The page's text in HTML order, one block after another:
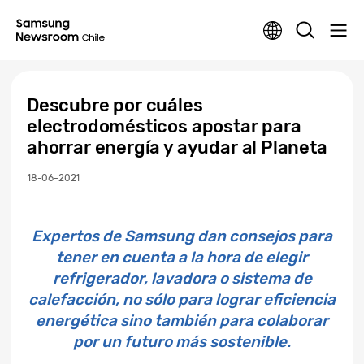
Descubre por cuáles
electrodomésticos apostar para
ahorrar energía y ayudar al Planeta
18-06-2021
Expertos de Samsung dan consejos para
tener en cuenta a la hora de elegir
refrigerador, lavadora o sistema de
calefacción, no sólo para lograr eficiencia
energética sino también para colaborar
por un futuro más sostenible.